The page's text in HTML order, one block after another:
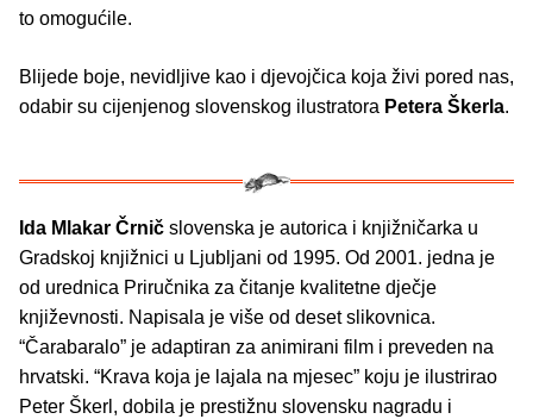
to omogućile.
Blijede boje, nevidljive kao i djevojčica koja živi pored nas,
odabir su cijenjenog slovenskog ilustratora Petera Škerla.
Ida Mlakar Črnič slovenska je autorica i knjižničarka u
Gradskoj knjižnici u Ljubljani od 1995. Od 2001. jedna je
od urednica Priručnika za čitanje kvalitetne dječje
književnosti. Napisala je više od deset slikovnica.
“Čarabaralo” je adaptiran za animirani film i preveden na
hrvatski. “Krava koja je lajala na mjesec” koju je ilustrirao
Peter Škerl, dobila je prestižnu slovensku nagradu i